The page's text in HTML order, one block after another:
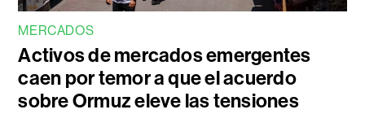
MERCADOS
Activos de mercados emergentes
caen por temor a que el acuerdo
sobre Ormuz eleve las tensiones